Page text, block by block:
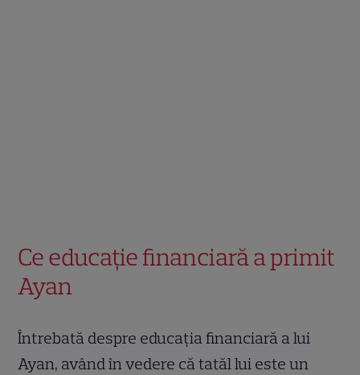
Ce educație financiară a primit
Ayan
Întrebată despre educația financiară a lui
Ayan, având în vedere că tatăl lui este un